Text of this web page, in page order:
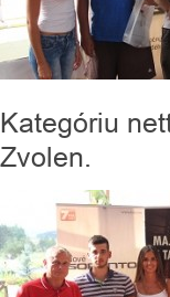
Kategóriu
Zvolen.